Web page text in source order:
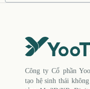
Công ty Cổ phần
tạo hệ sinh thái